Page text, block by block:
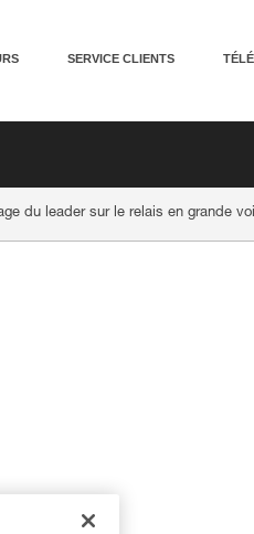
SERVICE CLIENTS
du leader sur le relais en grande